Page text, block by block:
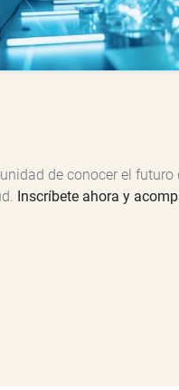
de conocer el
Inscríbete ahora y